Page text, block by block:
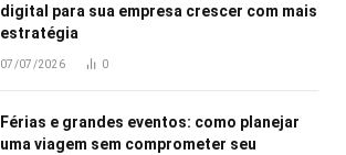
digital para sua empresa crescer com mais
estratégia
07/07/2026 0
Férias e grandes eventos: como planejar
uma viagem sem comprometer seu